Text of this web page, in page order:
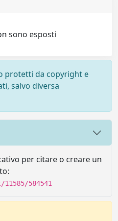
sono esposti
protetti da copyright e
salvo diversa
per citare o creare un
584541